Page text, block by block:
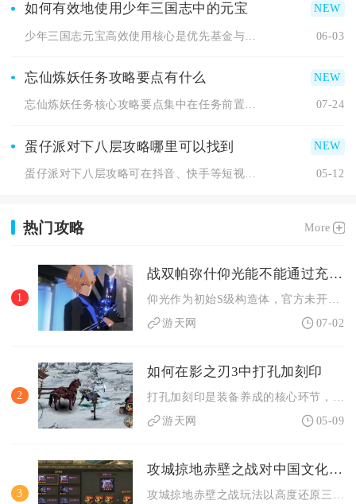
如何有效地使用少年三国志中的元宝
06-03
忘仙炼妖任务攻略要点有什么
忘仙炼妖任务核心攻略要点集中在任务前置筹备、炼妖操作判定逻辑... 07-24
蛋仔派对下八层攻略哪里可以找到
05-12
热门攻略 More
1
战双帕弥什仰光能不能通过充值获得
游天网
07-02
2
如何在影之刃3中打孔加刻印
游天网
05-09
3
攻城掠地赤壁之战对中国文化遗产的保护有何贡献